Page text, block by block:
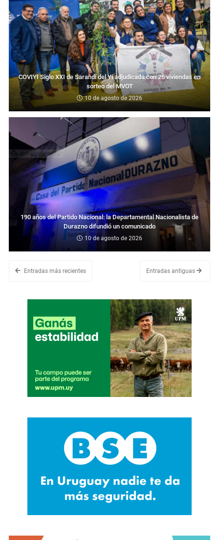
COVIYI Siglo XXI de Sarandí del Yí adjudicada con 26 viviendas en
sorteo del MVOT
10 de agosto de 2026
190 años del Partido Nacional: la Departamental Nacionalista de
Durazno difundió un comunicado
10 de agosto de 2026
Entradas más recientes Entradas antiguas